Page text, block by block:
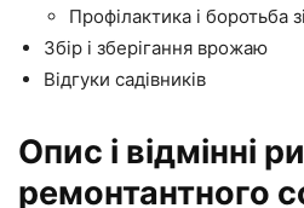
Профілактика і боротьба
Збір і зберігання врожаю
Відгуки садівників
Опис і відмінні
ремонтантного